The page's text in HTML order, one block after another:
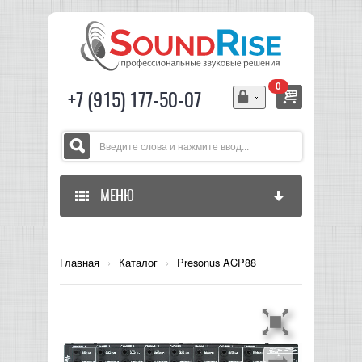
+7 (915) 177-50-07
0
МЕНЮ
Главная › Каталог › Presonus ACP88